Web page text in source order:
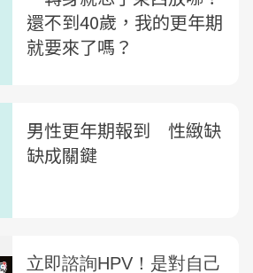
還不到40歲，我的更年期
就要來了嗎？
男性更年期報到 性緻缺
缺成關鍵